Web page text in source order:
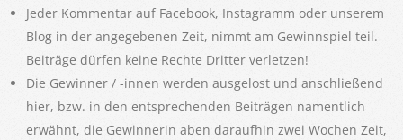
Jeder Kommentar auf Facebook, Instagramm oder unserem
Blog in der angegebenen Zeit, nimmt am Gewinnspiel teil.
Beiträge dürfen keine Rechte Dritter verletzen!
Die Gewinner / -innen werden ausgelost und anschließend
hier, bzw. in den entsprechenden Beiträgen namentlich
erwähnt, die Gewinnerin aben daraufhin zwei Wochen Zeit,